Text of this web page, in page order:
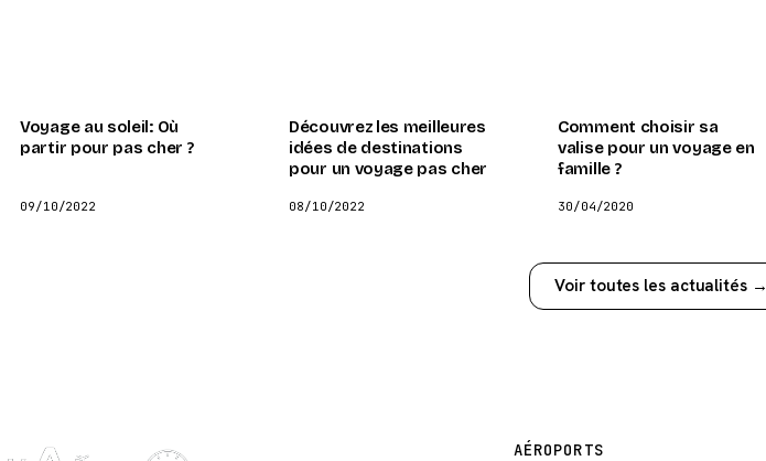
Voyage au soleil: Où
partir pour pas cher ?
09/10/2022
Découvrez les meilleures
idées de destinations
pour un voyage pas cher
08/10/2022
Comment choisir sa
valise pour un voyage en
famille ?
30/04/2020
Voir toutes les actualités →
AÉROPORTS